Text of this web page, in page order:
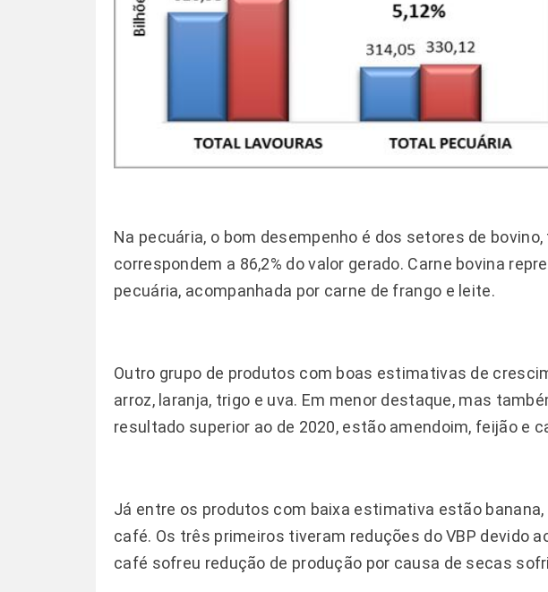
Na pecuária, o bom desempenho é dos setores de
correspondem a 86,2% do valor gerado. Carne bovina
pecuária, acompanhada por carne de frango e leite.
Outro grupo de produtos com boas estimativas de
arroz, laranja, trigo e uva. Em menor destaque, mas
resultado superior ao de 2020, estão amendoim, feijão e
Já entre os produtos com baixa estimativa estão
café. Os três primeiros tiveram reduções do VBP devido
café sofreu redução de produção por causa de secas